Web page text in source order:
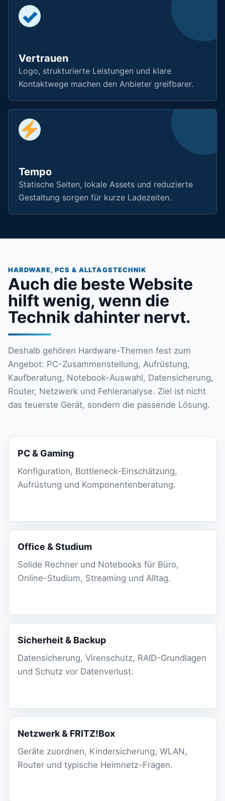
✓
Vertrauen
Logo, strukturierte Leistungen und klare
Kontaktwege machen den Anbieter greifbarer.
Tempo
Statische Seiten, lokale Assets und reduzierte
Gestaltung sorgen für kurze Ladezeiten.
HARDWARE, PCS & ALLTAGSTECHNIK
Auch die beste Website
hilft wenig, wenn die
Technik dahinter nervt.
Deshalb gehören Hardware-Themen fest zum
Angebot: PC-Zusammenstellung, Aufrüstung,
Kaufberatung, Notebook-Auswahl, Datensicherung,
Router, Netzwerk und Fehleranalyse. Ziel ist nicht
das teuerste Gerät, sondern die passende Lösung.
PC & Gaming
Konfiguration, Bottleneck-Einschätzung,
Aufrüstung und Komponentenberatung.
Office & Studium
Solide Rechner und Notebooks für Büro,
Online-Studium, Streaming und Alltag.
Sicherheit & Backup
Datensicherung, Virenschutz, RAID-Grundlagen
und Schutz vor Datenverlust.
Netzwerk & FRITZ!Box
Geräte zuordnen, Kindersicherung, WLAN,
Router und typische Heimnetz-Fragen.